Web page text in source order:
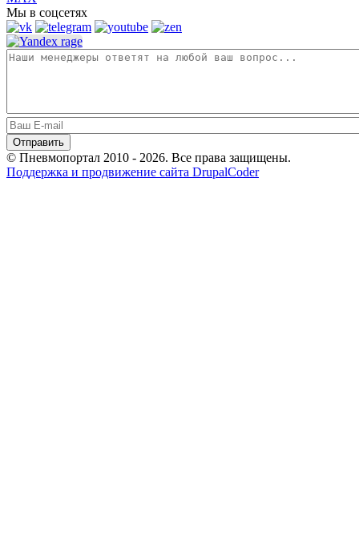
Мы в соцсетях
© Пневмопортал 2010 - 2026. Все права защищены.
Поддержка и продвижение сайта DrupalCoder